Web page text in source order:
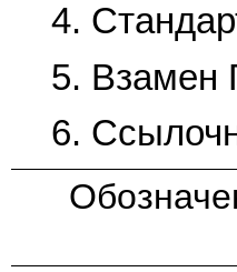
4.
5. Взамен
6.